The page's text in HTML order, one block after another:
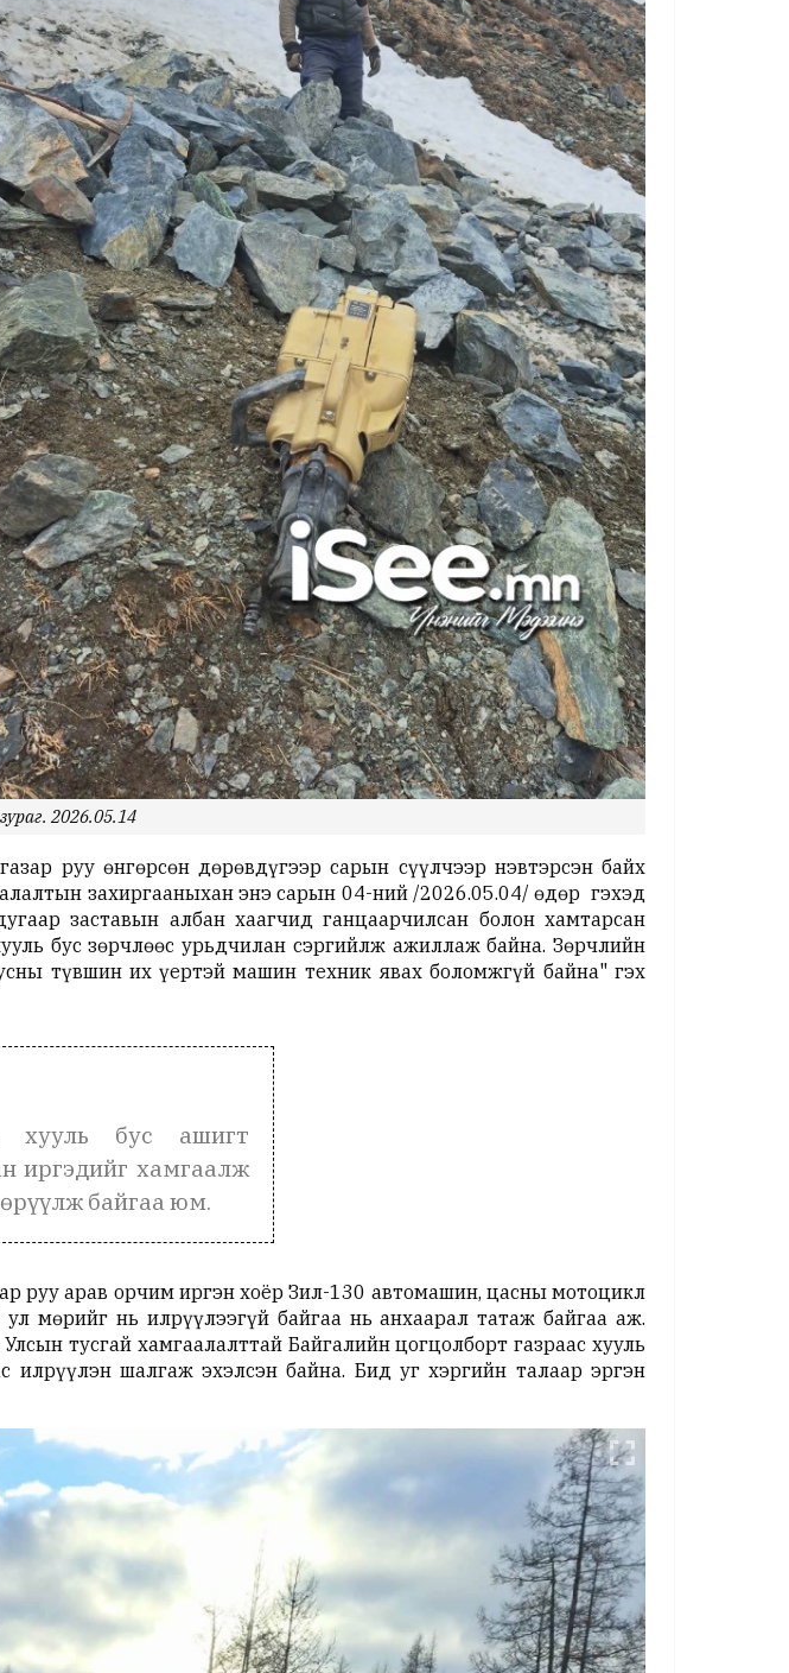
2026.05.14
руу өнгөрсөн дөрөвдүгээр сарын сүүлчээр нэвтэрсэн байх
захиргааныхан энэ сарын 04-ний /2026.05.04/ өдөр гэхэд
заставын албан хаагчид ганцаарчилсан болон хамтарсан
бус зөрчлөөс урьдчилан сэргийлж ажиллаж байна. Зөрчлийн
түвшин их үертэй машин техник явах боломжгүй байна" гэх
хууль бус ашигт
иргэдийг хамгаалж
байгаа юм.
руу арав орчим иргэн хоёр Зил-130 автомашин, цасны мотоцикл
мөрийг нь илрүүлээгүй байгаа нь анхаарал татаж байгаа аж.
тусгай хамгаалалттай Байгалийн цогцолборт газраас хууль
илрүүлэн шалгаж эхэлсэн байна. Бид уг хэргийн талаар эргэн